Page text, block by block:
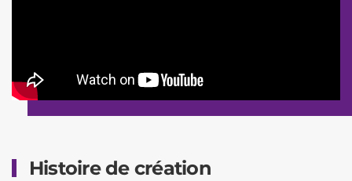
Histoire de création